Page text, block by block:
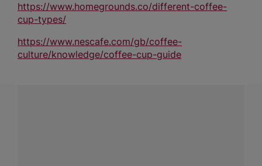
https://www.homegrounds.co/different-coffee-
cup-types/
https://www.nescafe.com/gb/coffee-
culture/knowledge/coffee-cup-guide